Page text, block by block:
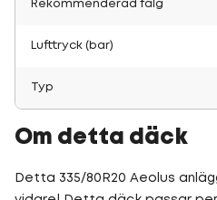
Rekommenderad fälg
Lufttryck (bar)
Typ
Om detta däck
Detta 335/80R20 Aeolus